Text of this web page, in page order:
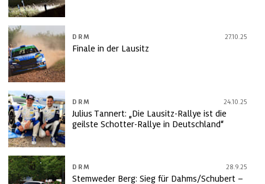
DRM 27.10.25
Finale in der Lausitz
DRM 24.10.25
Julius Tannert: „Die Lausitz-Rallye ist die
geilste Schotter-Rallye in Deutschland“
DRM 28.9.25
Stemweder Berg: Sieg für Dahms/Schubert –